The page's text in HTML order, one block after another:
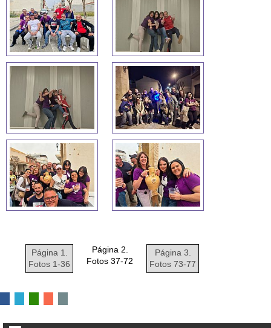
Página 1.
Fotos 1-36
Página 2.
Fotos 37-72
Página 3.
Fotos 73-77